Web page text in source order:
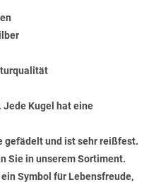
Kugel hat eine
gefädelt und ist sehr reißfest.
Sie in unserem Sortiment.
Symbol für Lebensfreude,